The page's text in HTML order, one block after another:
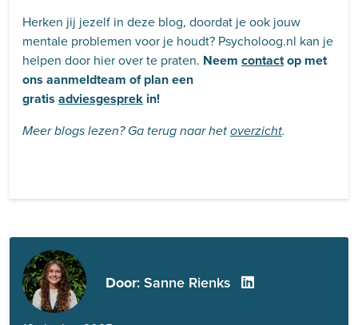
Herken jij jezelf in deze blog, doordat je ook jouw
mentale problemen voor je houdt? Psycholoog.nl kan je
helpen door hier over te praten. Neem contactop met
ons aanmeldteam of plan een
gratis adviesgesprek in!
Meer blogs lezen? Ga terug naar het overzicht.
Door: Sanne Rienks